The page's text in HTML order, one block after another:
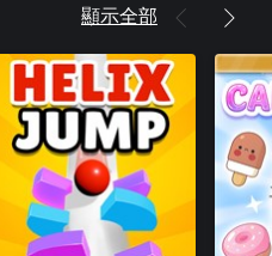
顯示全部